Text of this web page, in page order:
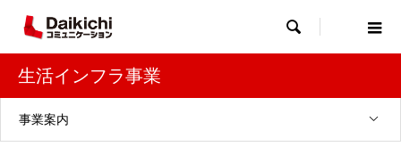

生活インフラ事業
事業案内